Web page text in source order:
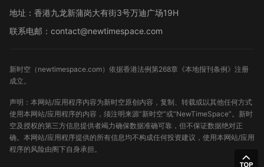
地址：香港九龙新蒲岗大有街3号万迪广场19H
联系电邮：contact@newtimespace.com
新时空（ newtimespace.com）依据香港法例第268章《本地报刊条例》注册
成立。
声明：本网站/应用程序内容为新时空原创内容，复制、转载或以其他任何方式
使用本网站/应用程序的内容，须注明来源“新时空”或“NewTimeSpace”。新时
空及授权的第三方信息提供者竭力确保数据准确可靠，但不保证数据绝对正
确。本网站/应用程序提供的所有信息均不构成任何投资建议，使用本网站/应用
程序的风险由阁下自身承担。